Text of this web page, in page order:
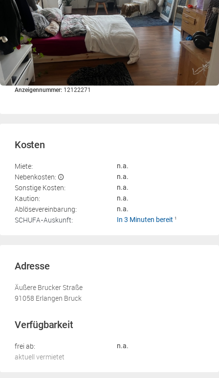
Anzeigennummer: 12122271
Kosten
Miete: n.a.
Nebenkosten: n.a.
Sonstige Kosten: n.a.
Kaution: n.a.
Ablösevereinbarung: n.a.
SCHUFA-Auskunft: In 3 Minuten bereit 1
Adresse
Äußere Brucker Straße
91058 Erlangen Bruck
Verfügbarkeit
frei ab: n.a.
aktuell vermietet